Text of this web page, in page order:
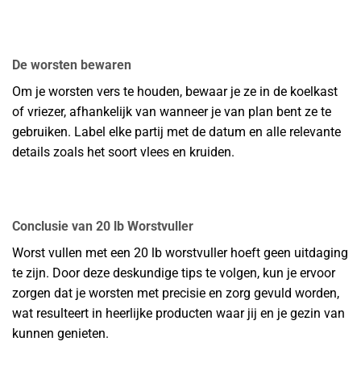
De worsten bewaren
Om je worsten vers te houden, bewaar je ze in de koelkast
of vriezer, afhankelijk van wanneer je van plan bent ze te
gebruiken. Label elke partij met de datum en alle relevante
details zoals het soort vlees en kruiden.
Conclusie van 20 lb Worstvuller
Worst vullen met een 20 lb worstvuller hoeft geen uitdaging
te zijn. Door deze deskundige tips te volgen, kun je ervoor
zorgen dat je worsten met precisie en zorg gevuld worden,
wat resulteert in heerlijke producten waar jij en je gezin van
kunnen genieten.